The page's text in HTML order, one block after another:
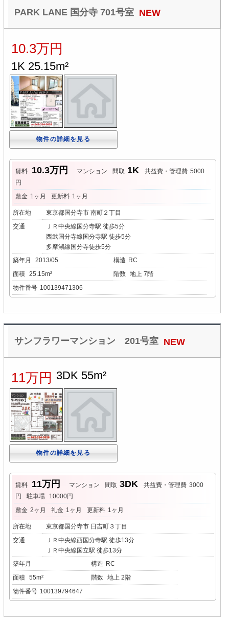
PARK LANE 国分寺 701号室 NEW
10.3万円
1K 25.15m²
物件の詳細を見る
賃料 10.3万円 マンション 間取 1K 共益費・管理費 5000
円
敷金 1ヶ月 更新料 1ヶ月
所在地
東京都国分寺市 南町２丁目
交通
ＪＲ中央線国分寺駅 徒歩5分
西武国分寺線国分寺駅 徒歩5分
多摩湖線国分寺徒歩5分
築年月
2013/05 構造 RC
面積 25.15m² 階数 地上 7階
物件番号 100139471306
サンフラワーマンション 201号室 NEW
11万円 3DK 55m²
物件の詳細を見る
賃料 11万円 マンション 間取 3DK 共益費・管理費 3000
円
駐車場
10000円
敷金 2ヶ月 礼金 1ヶ月 更新料 1ヶ月
所在地
東京都国分寺市 日吉町３丁目
交通
ＪＲ中央線西国分寺駅 徒歩13分
ＪＲ中央線国立駅 徒歩13分
築年月
構造 RC
面積 55m² 階数 地上 2階
物件番号 100139794647